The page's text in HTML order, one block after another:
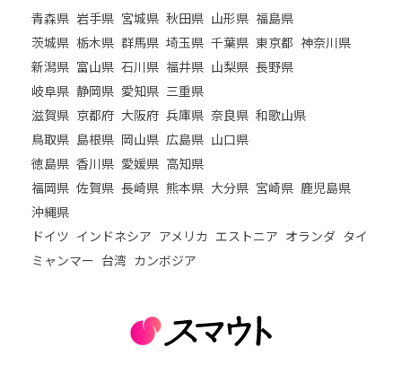
青森県 岩手県 宮城県 秋田県 山形県 福島県
茨城県 栃木県 群馬県 埼玉県 千葉県 東京都 神奈川県
新潟県 富山県 石川県 福井県 山梨県 長野県
岐阜県 静岡県 愛知県 三重県
滋賀県 京都府 大阪府 兵庫県 奈良県 和歌山県
鳥取県 島根県 岡山県 広島県 山口県
徳島県 香川県 愛媛県 高知県
福岡県 佐賀県 長崎県 熊本県 大分県 宮崎県 鹿児島県
沖縄県
ドイツ インドネシア アメリカ エストニア オランダ タイ
ミャンマー 台湾 カンボジア